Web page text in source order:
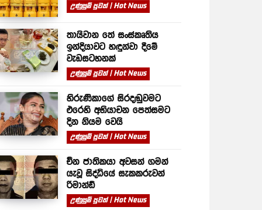
උණුසුම් පුවත් | Hot News
තායිවාන තේ සංස්කෘතිය
ඉන්දියාවට හඳුන්වා දීමේ
වැඩසටහනක්
උණුසුම් පුවත් | Hot News
හිරුණිකාගේ සිරදඬුවමට
එරෙහි අභියාචන පෙත්සමට
දින නියම වෙයි
උණුසුම් පුවත් | Hot News
චීන ජාතිකයා අවසන් ගමන්
යැවූ සිද්ධියේ සැකකරුවන්
රිමාන්ඩ්
උණුසුම් පුවත් | Hot News